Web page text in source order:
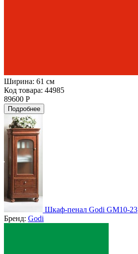
Ширина: 61 см
Код товара: 44985
89600 Р
Подробнее
Шкаф-пенал Godi GM10-23
Бренд: Godi